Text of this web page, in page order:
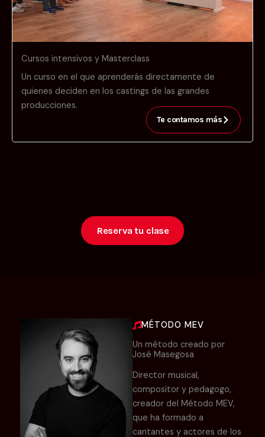
Cursos intensivos y Masterclass
Un curso en el que aprenderás directamente de
quienes deciden en los castings de las grandes
producciones.
Te contamos más
Reserva tu clase
MÉTODO MEV
Un método creado por
José Masegosa
Director musical,
compositor y pedagogo,
creador del Método MEV,
que ha formado a
cantantes y actores de los